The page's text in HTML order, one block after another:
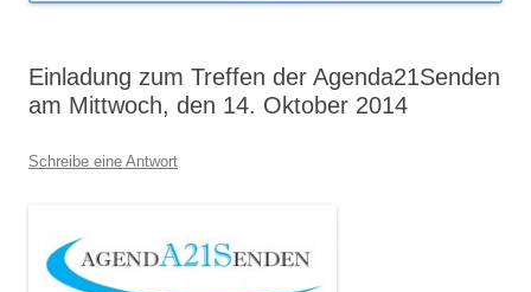
Einladung zum Treffen der Agenda21Senden
am Mittwoch, den 14. Oktober 2014
Schreibe eine Antwort